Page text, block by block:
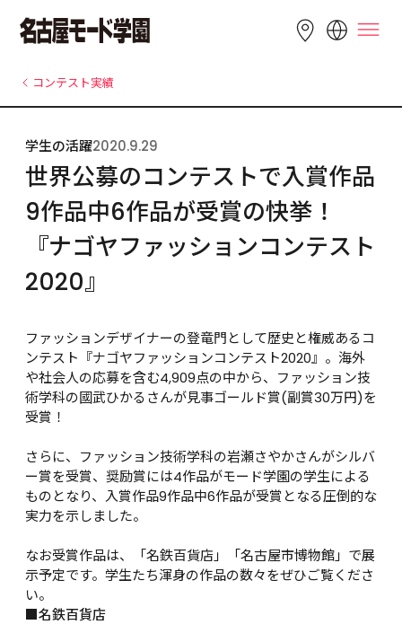
English 简体中文 繁體中文
한국어 Tiếng Việt
Indonesia
コンテスト実績
学生の活躍2020.9.29
世界公募のコンテストで入賞作品
9作品中6作品が受賞の快挙！
『ナゴヤファッションコンテスト
2020』
ファッションデザイナーの登竜門として歴史と権威あるコ
ンテスト『ナゴヤファッションコンテスト2020』。海外
や社会人の応募を含む4,909点の中から、ファッション技
術学科の國武ひかるさんが見事ゴールド賞(副賞30万円)を
受賞！
さらに、ファッション技術学科の岩瀬さやかさんがシルバ
ー賞を受賞、奨励賞には4作品がモード学園の学生による
ものとなり、入賞作品9作品中6作品が受賞となる圧倒的な
実力を示しました。
なお受賞作品は、「名鉄百貨店」「名古屋市博物館」で展
示予定です。学生たち渾身の作品の数々をぜひご覧くださ
い。
■名鉄百貨店